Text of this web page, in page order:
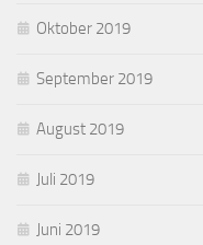
Oktober 2019
September 2019
August 2019
Juli 2019
Juni 2019